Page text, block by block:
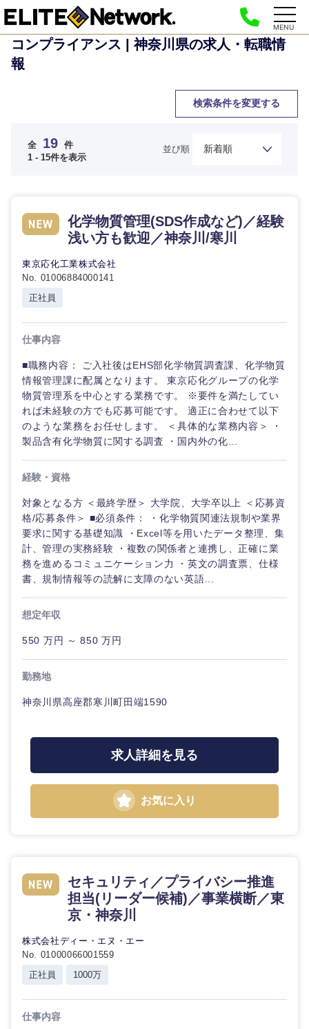
MENU
コンプライアンス | 神奈川県の求人・転職情
報
検索条件を変更する
ご希望の職種を選択してください
経営企
画・事業
ド
管
サービス
クリエイ
ティブ
コンサル
タント
すべての経営企画・事業企
新規事業企画・立上げ
経営企画
政策渉外
ご希望の職種を選択してください
経営企画・事業企画
管理
SCM
人事
マーケティング
営業
コンサルタント
専門職
技術職（IT）、Webサービス・制作、ゲーム
技術職（モノづくり）
金融専門職
ご希望の業界を選択してください
商社・卸
エネルギー・資源・環境
素材・化学・金属
メディカル・ヘルスケア・ライフサイエンス
建設・不動産
倉庫・運輸・物流
ご希望の勤務地を選択してください
北海道・東北地方
北海道
秋田県
ご希望条件を入力ください
希望年収
推奨年齢
フリーワード
急募 第二新卒
外資系企業 英語を活かす
転勤なし
上
全 19 件
1 - 15件を表示
並び順
化学物質管理(SDS作成など)／経験
浅い方も歓迎／神奈川/寒川
東京応化工業株式会社
No. 01006884000141
正社員
仕事内容
■職務内容： ご入社後はEHS部化学物質調査課、化学物質
情報管理課に配属となります。 東京応化グループの化学
物質管理系を中心とする業務です。 ※要件を満たしてい
れば未経験の方でも応募可能です。 適正に合わせて以下
のような業務をお任せします。 ＜具体的な業務内容＞ ・
製品含有化学物質に関する調査 ・国内外の化...
経験・資格
対象となる方 ＜最終学歴＞ 大学院、大学卒以上 ＜応募資
格/応募条件＞ ■必須条件： ・化学物質関連法規制や業界
要求に関する基礎知識 ・Excel等を用いたデータ整理、集
計、管理の実務経験 ・複数の関係者と連携し、正確に業
務を進めるコミュニケーション力 ・英文の調査票、仕様
書、規制情報等の読解に支障のない英語...
想定年収
550 万円 ～ 850 万円
勤務地
神奈川県高座郡寒川町田端1590
求人詳細を見る
お気に入り
セキュリティ／プライバシー推進
担当(リーダー候補)／事業横断／東
京・神奈川
株式会社ディー・エヌ・エー
No. 01000066001559
正社員
1000万
仕事内容